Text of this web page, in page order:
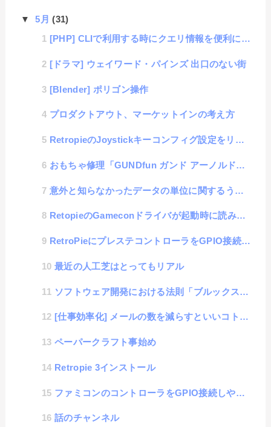
▼5月(31)
[PHP] CLIで利用する時にクエリ情報を便利に取得する方法
[ドラマ] ウェイワード・パインズ 出口のない街
[Blender] ポリゴン操作
プロダクトアウト、マーケットインの考え方
RetropieのJoystickキーコンフィグ設定をリセットする方法
おもちゃ修理「GUNDfun ガンド アーノルドスノーリングピッグ」
意外と知らなかったデータの単位に関するうんちく
RetopieのGameconドライバが起動時に読み込まれない時の対処方法
RetroPieにプレステコントローラをGPIO接続にTry
最近の人工芝はとってもリアル
ソフトウェア開発における法則「ブルックスの法則」
[仕事効率化] メールの数を減らすといいコトだらけ
ペーパークラフト事始め
Retropie 3インストール
ファミコンのコントローラをGPIO接続しやすいようにメスピンに繋げる
話のチャンネル